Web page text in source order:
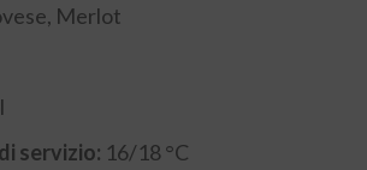
Merlot
servizio: 16/18 °C